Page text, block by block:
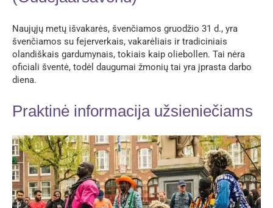
Naujųjų metų išvakarės, švenčiamos gruodžio 31 d., yra
švenčiamos su fejerverkais, vakarėliais ir tradiciniais
olandiškais gardumynais, tokiais kaip oliebollen. Tai nėra
oficiali šventė, todėl daugumai žmonių tai yra įprasta darbo
diena.
Praktinė informacija užsieniečiams